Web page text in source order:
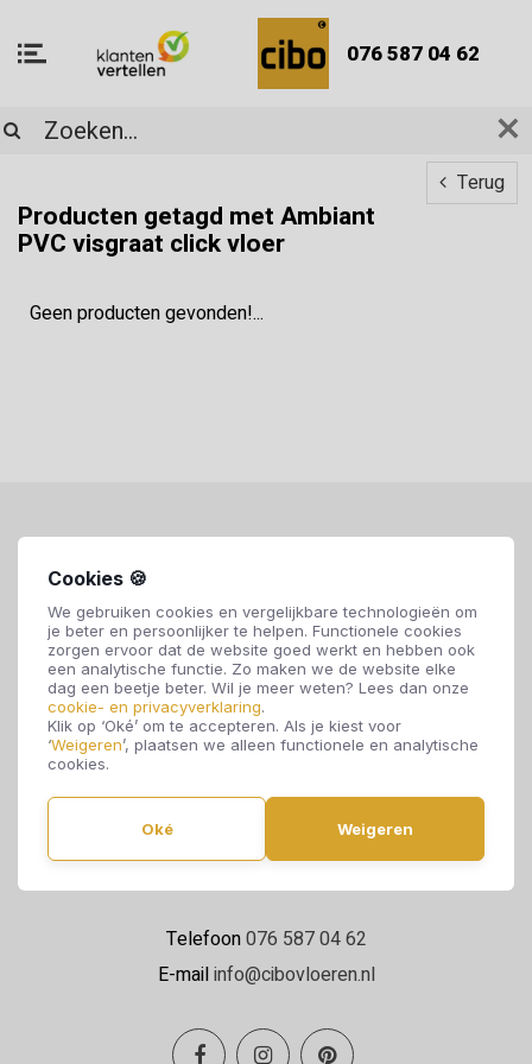
Cookies 🍪
We gebruiken cookies en vergelijkbare technologieën om
je beter en persoonlijker te helpen. Functionele cookies
zorgen ervoor dat de website goed werkt en hebben ook
een analytische functie. Zo maken we de website elke
dag een beetje beter. Wil je meer weten? Lees dan onze
cookie- en privacyverklaring.
Klik op ‘Oké’ om te accepteren. Als je kiest voor
‘Weigeren’, plaatsen we alleen functionele en analytische
cookies.
Oké Weigeren
076 587 04 62
Terug
Producten getagd met Ambiant
PVC visgraat click vloer
Geen producten gevonden!...
Cibo Vloeren
4814 NE Breda
Maandag t/m zaterdag 09:00 - 17:00
Telefoon076 587 04 62
E-mailinfo@cibovloeren.nl